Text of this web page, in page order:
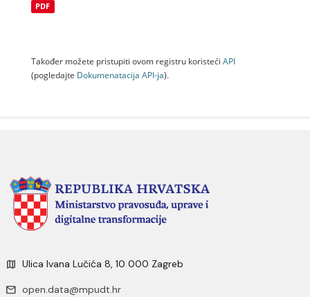
PDF
Također možete pristupiti ovom registru koristeći API
(pogledajte Dokumenаtаcijа API-jа).